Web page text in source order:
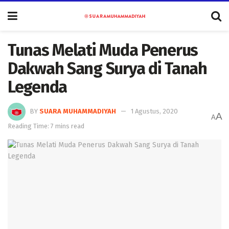
Tunas Melati Muda Penerus
Dakwah Sang Surya di Tanah
Legenda
BY SUARA MUHAMMADIYAH
1 Agustus, 2020
Reading Time: 7 mins read
AA